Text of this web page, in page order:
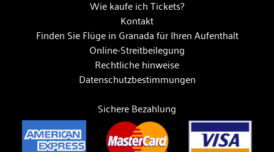
Wie kaufe ich Tickets?
Kontakt
Finden Sie Flüge in Granada für Ihren Aufenthalt
Online-Streitbeilegung
Rechtliche hinweise
Datenschutzbestimmungen
Sichere Bezahlung